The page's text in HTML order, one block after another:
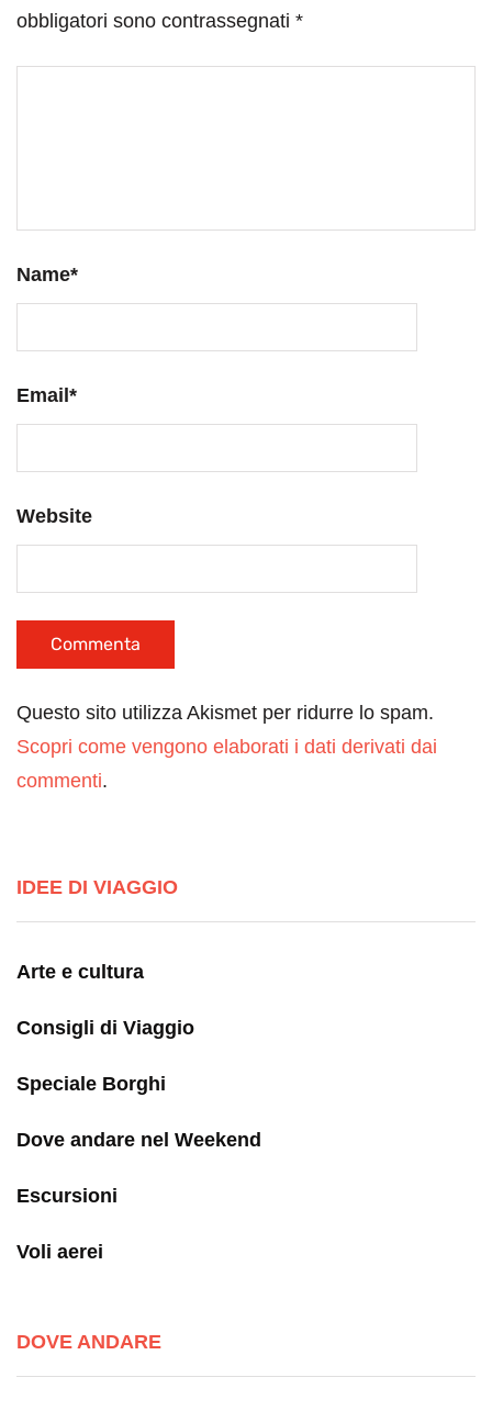
obbligatori sono contrassegnati *
Name*
Email *
Website
Questo sito utilizza Akismet per ridurre lo spam.
Scopri come vengono elaborati i dati derivati dai
commenti.
IDEE DI VIAGGIO
Arte e cultura
Consigli di Viaggio
Speciale Borghi
Dove andare nel Weekend
Escursioni
Voli aerei
DOVE ANDARE